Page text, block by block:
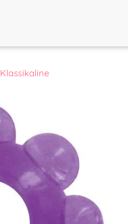
Klassikaline